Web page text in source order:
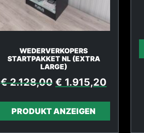
WEDERVERKOPERS
STARTPAKKET NL (EXTRA
LARGE)
€2.128,00 € 1.915,20
PRODUKT ANZEIGEN